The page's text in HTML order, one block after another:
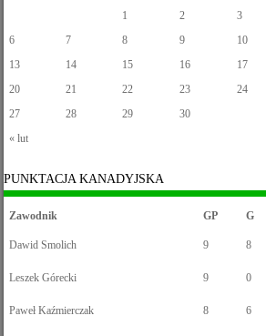
« lut
1 2 3
6
7 8 9 10
13
14 15 16 17
20
21 22 23 24
27
28 29 30
PUNKTACJA KANADYJSKA
Zawodnik GP G
Dawid Smolich 9 8
Leszek Górecki 9 0
Paweł Kaźmierczak 8 6